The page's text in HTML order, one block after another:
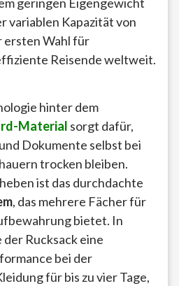
geringen Eigengewicht
variablen Kapazität von
ersten Wahl für
Reisende weltweit.
hinter dem
Material sorgt dafür,
Dokumente selbst bei
trocken bleiben.
ist das durchdachte
, das mehrere Fächer für
bietet. In
Rucksack eine
bei der
für bis zu vier Tage,